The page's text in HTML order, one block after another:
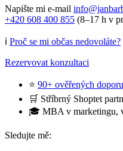
Napište mi e-mail
+420 608 400 855 (8–17 h v
ℹ️ Proč se mi občas nedovoláte?
Rezervovat konzultaci
⭐ 90+ ověřených
🛒 Stříbrný Shoptet
🎓 MBA v marketingu,
Sledujte mě: